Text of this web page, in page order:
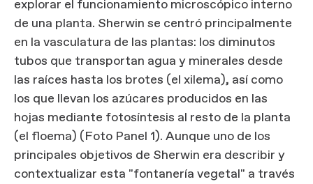
explorar el funcionamiento microscópico interno
de una planta. Sherwin se centró principalmente
en la vasculatura de las plantas: los diminutos
tubos que transportan agua y minerales desde
las raíces hasta los brotes (el xilema), así como
los que llevan los azúcares producidos en las
hojas mediante fotosíntesis al resto de la planta
(el floema) (Foto Panel 1). Aunque uno de los
principales objetivos de Sherwin era describir y
contextualizar esta "fontanería vegetal" a través